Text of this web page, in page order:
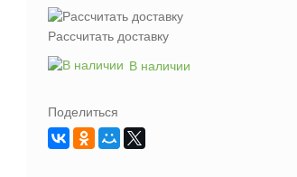
Рассчитать доставку
В наличии
Поделиться